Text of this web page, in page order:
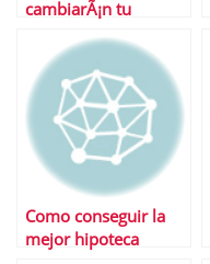
cambiarÃ¡n tu
reforma
Como conseguir la
mejor hipoteca